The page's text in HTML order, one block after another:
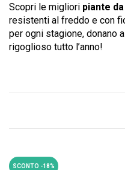
Scopri le migliori piante
resistenti al freddo e con
per ogni stagione, donano
rigoglioso tutto l’anno!
SCONTO -18%